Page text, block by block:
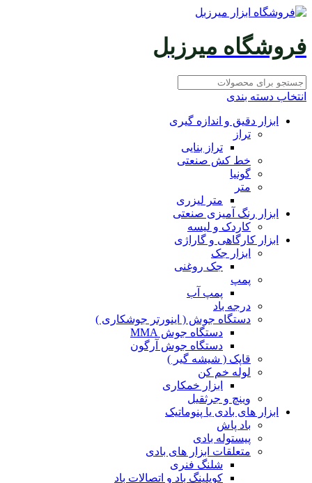
فروشگاه میرزبل
انتخاب دسته بندی
ابزار دقیق و اندازه گیری
تراز
تراز بنایی
خط کش صنعتی
گونیا
متر
متر لیزری
ابزار رنگ آمیزی صنعتی
کاردک و لیسه
ابزار کارگاهی و گاراژی
ابزار جک
جک روغنی
پمپ
پمپ آب
درجه باد
دستگاه جوش ( اینورتر جوشکاری )
دستگاه جوش MMA
دستگاه جوش آرگون
قاپک ( شیشه گیر )
لوله خم کن
ابزار خمکاری
وینچ و جرثقیل
ابزار های بادی یا پنوماتیک
باد پاش
پیستوله بادی
متعلقات ابزار های بادی
شلنگ فنری
کوپلینگ باد و اتصالات باد